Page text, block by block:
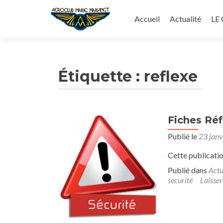
au
Accueil Actualité LE
Étiquette : reflexe
Fiches
Publié le 23
Cette
Publié dans
securité